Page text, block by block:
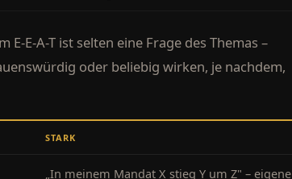
E-A-T ist selten eine Frage des Themas –
oder beliebig wirken, je nachdem,
STARK
„In meinem Mandat X stieg Y um Z" – eigene